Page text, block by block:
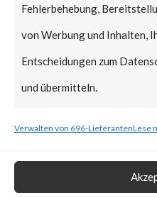
Fehlerbehebung,
von Werbung und Inhalten,
Entscheidungen zum
und übermitteln.
Verwalten von 696-LieferantenLese
Why is this
This is
Citrix advisory
exploited in the
added the
Known